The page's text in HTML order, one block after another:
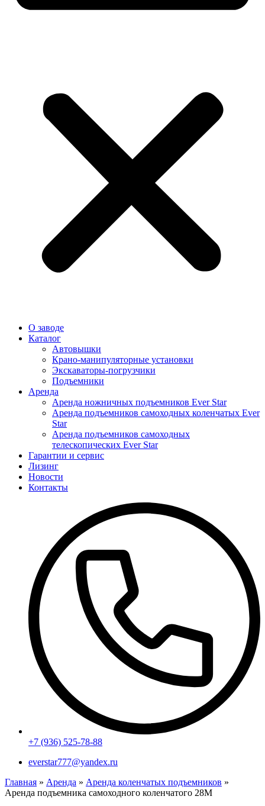
О заводе
Каталог
Автовышки
Крано-манипуляторные установки
Экскаваторы-погрузчики
Подъемники
Аренда
Аренда ножничных подъемников Ever Star
Аренда подъемников самоходных коленчатых Ever
Star
Аренда подъемников самоходных
телескопических Ever Star
Гарантии и сервис
Лизинг
Новости
Контакты
+7 (936) 525-78-88
everstar777@yandex.ru
Главная » Аренда » Аренда коленчатых подъемников »
Аренда подъемника самоходного коленчатого 28M